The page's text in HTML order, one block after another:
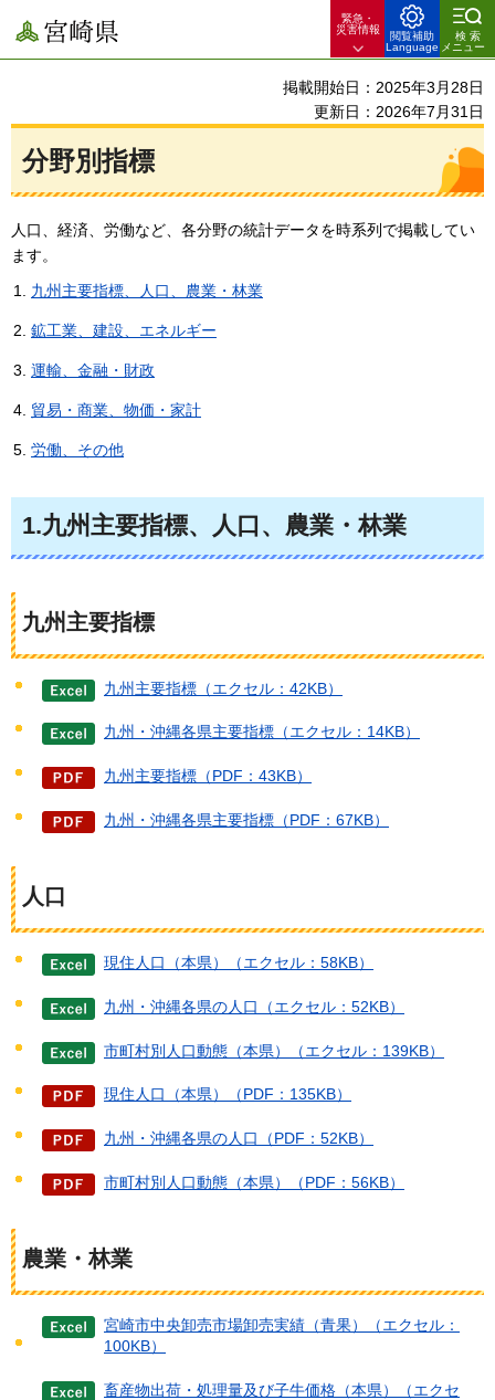
宮崎県
緊急・
災害情報
閲覧補助
Language
検索
メニュー
掲載開始日：2025年3月28日
更新日：2026年7月31日
分野別指標
人口、経済、労働など、各分野の統計データを時系列で掲載してい
ます。
九州 主要指標、人口、農業・林業
鉱工業、建設、エネルギー
運輸、金融・財政
貿易・商業、物価・家計
労働、その他
1.九州主要指標、人口、農業・林業
九州主要指標
九州主要指標（エクセル：42KB）
九州・沖縄各県主要指標（エクセル：14KB）
九州主要指標（PDF：43KB）
九州・沖縄各県主要指標（PDF：67KB）
人口
現住人口（本県）（エクセル：58KB）
九州・沖縄各県の人口（エクセル：52KB）
市町村別人口動態（本県）（エクセル：139KB）
現住人口（本県）（PDF：135KB）
九州・沖縄各県の人口（PDF：52KB）
市町村別人口動態（本県）（PDF：56KB）
農業・林業
宮崎市中央卸売市場卸売実績（青果）（エクセル：
100KB）
畜産物出荷・処理量及び子牛価格（本県）（エクセ